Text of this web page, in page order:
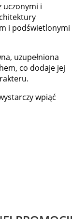
uczonymi i
i podświetlonymi
uzupełniona
co dodaje jej
wpiąć